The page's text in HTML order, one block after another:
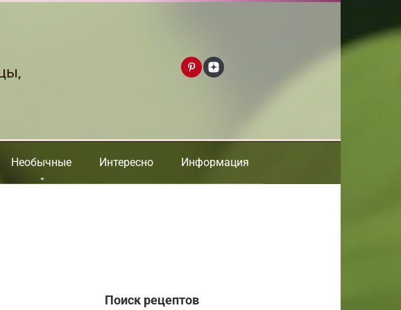
Необычные Интересно Информация
Поиск рецептов